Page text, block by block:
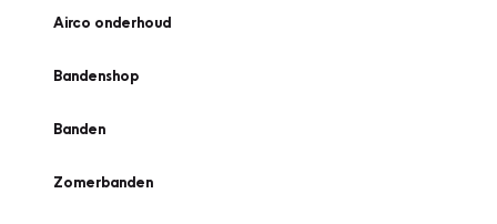
Airco onderhoud
Bandenshop
Banden
Zomerbanden